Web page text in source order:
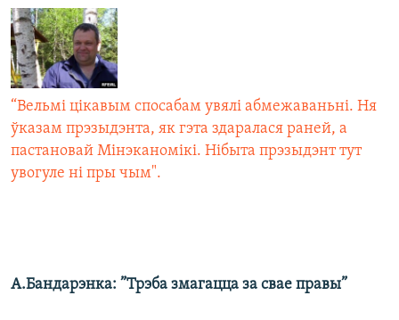
“Вельмі цікавым спосабам увялі абмежаваньні. Ня
ўказам прэзыдэнта, як гэта здаралася раней, а
пастановай Мінэканомікі. Нібыта прэзыдэнт тут
увогуле ні пры чым".
А.Бандарэнка: ”Трэба змагацца за свае правы”